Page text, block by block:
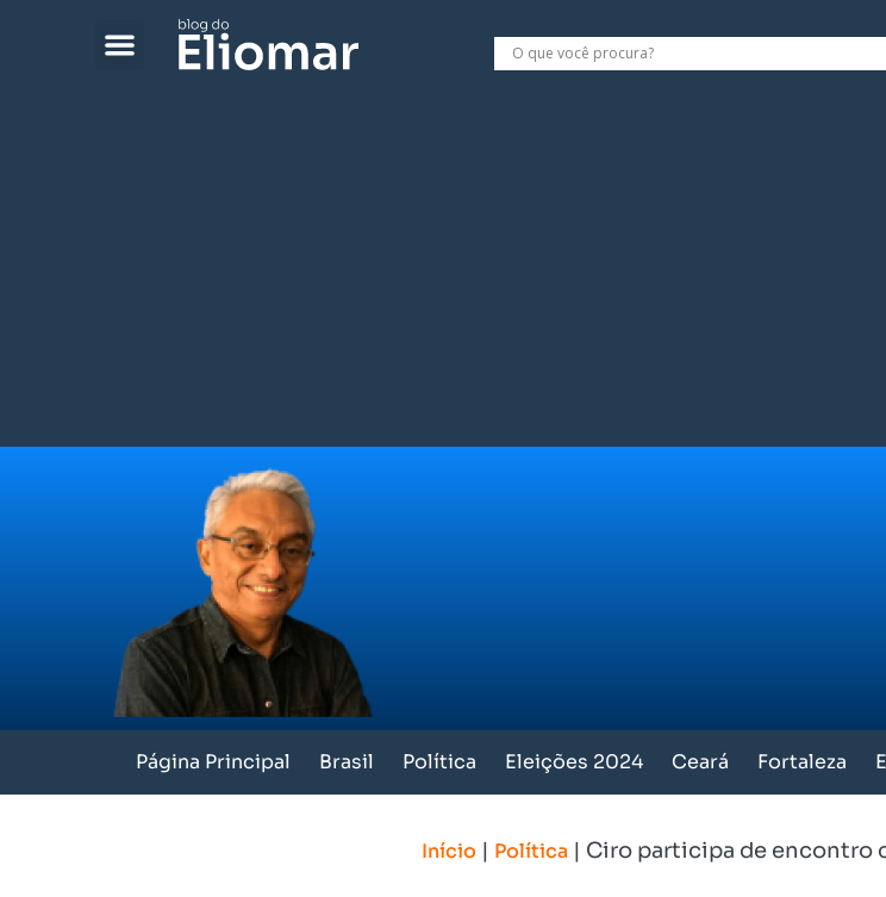
Página Principal Brasil Política Eleições 2024 Ceará Fortaleza
Início | Política | Ciro participa de encontro